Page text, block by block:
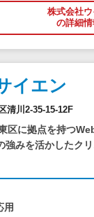
株式会社
の詳細
イエン
清川2-35-15-12F
区に拠点を持つ
みを活かしたク
用